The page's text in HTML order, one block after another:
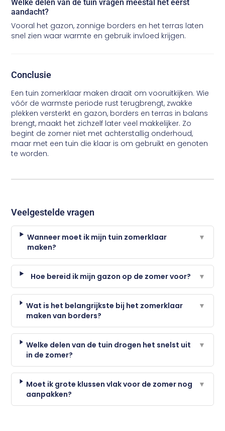
Welke delen van de tuin vragen meestal het eerst
aandacht?
Vooral het gazon, zonnige borders en het terras laten
snel zien waar warmte en gebruik invloed krijgen.
Conclusie
Een tuin zomerklaar maken draait om vooruitkijken. Wie
vóór de warmste periode rust terugbrengt, zwakke
plekken versterkt en gazon, borders en terras in balans
brengt, maakt het zichzelf later veel makkelijker. Zo
begint de zomer niet met achterstallig onderhoud,
maar met een tuin die klaar is om gebruikt en genoten
te worden.
Veelgestelde vragen
Wanneer moet ik mijn tuin zomerklaar
maken?
▼
Hoe bereid ik mijn gazon op de zomer voor? ▼
Wat is het belangrijkste bij het zomerklaar
maken van borders?
▼
Welke delen van de tuin drogen het snelst uit
in de zomer?
▼
Moet ik grote klussen vlak voor de zomer nog
aanpakken?
▼